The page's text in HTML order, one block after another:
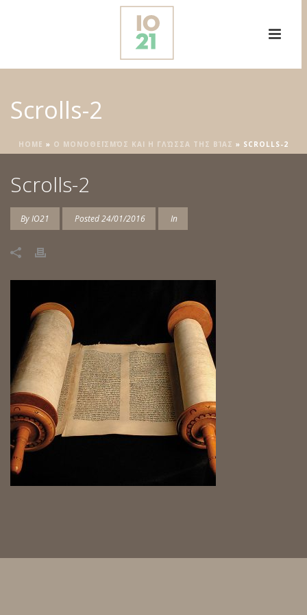
Scrolls-2
HOME » Ο ΜΟΝΟΘΕΪΣΜΌΣ ΚΑΙ Η ΓΛΏΣΣΑ ΤΗΣ ΒΊΑΣ » SCROLLS-2
Scrolls-2
ByIO21 Posted24/01/2016 In